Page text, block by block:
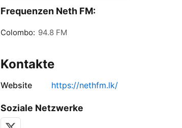
Frequenzen Neth FM:
Colombo: 94.8 FM
Kontakte
Website https://nethfm.lk/
Soziale Netzwerke